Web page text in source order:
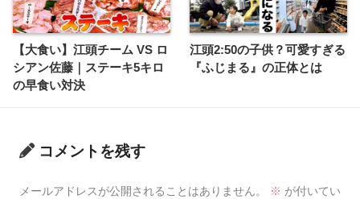
【大食い】江頭チーム VS ロ
シアン佐藤｜ステーキ5キロ
の早食い対決
江頭2:50の子供？可愛すぎる
『ふじまる』の正体とは
コメントを残す
メールアドレスが公開されることはありません。 ※ が付いてい